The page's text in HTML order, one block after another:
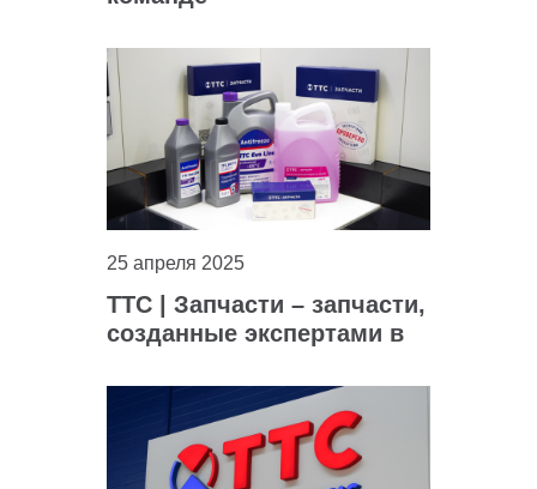
25 апреля 2025
ТТС | Запчасти – запчасти,
созданные экспертами в